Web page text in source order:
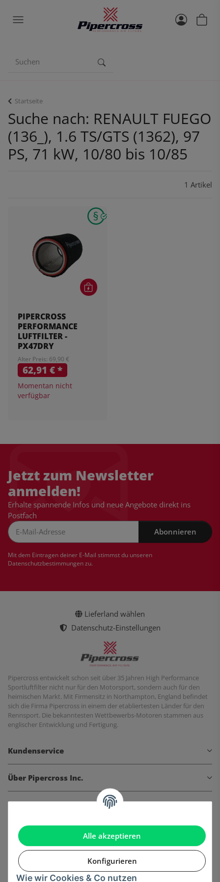
Alle akzeptieren
Konfigurieren
Wie wir Cookies & Co nutzen
Startseite
Suche nach: RENAULT FUEGO
(136_), 1.6 TS/GTS (1362), 97
PS, 71 kW, 10/80 bis 10/85
1 Artikel
PIPERCROSS
PERFORMANCE
LUFTFILTER -
PX47DRY
Alter Preis: 69,90 €
62,91 €*
Momentan nicht
verfügbar
Jetzt zum Newsletter
anmelden!
Erhalte spannende Infos und neue Angebote direkt ins
Postfach
Abonnieren
Mit dem Eintragen deiner E-Mail stimmst du unseren
Datenschutzbestimmungenzu.
Lieferland wählen
Datenschutz-Einstellungen
Pipercross entwickelt schon seit über 35 Jahren High Performance
Sportluftfilter nicht nur für den Motorsport, sondern auch für den
heimischen Markt. Mit Firmensitz in Northampton, England befindet
sich die Firma Pipercross in einem der etabliertesten Länder für den
Rennsport. Die bekanntesten Wettbewerbs-Motoren stammen aus
englischer Entwicklung und Fertigung.
Kundenservice
Über Pipercross Inc.
Informationen
Gesetzliche Informationen